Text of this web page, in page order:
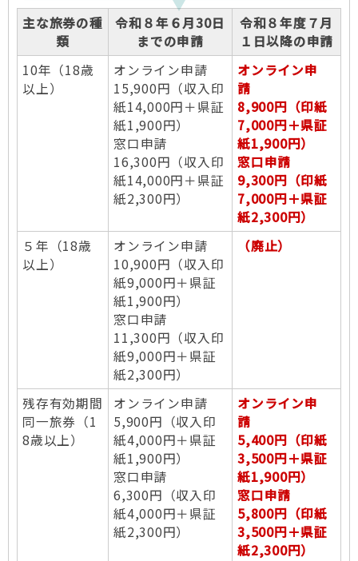
主な旅券の種
類
令和８年６月30日
までの申請
令和８年度７月
１日以降の申請
10年（18歳
以上）
オンライン申請
15,900円（収入印
紙14,000円＋県証
紙1,900円）
窓口申請
16,300円（収入印
紙14,000円＋県証
紙2,300円）
オンライン申
請
8,900円（印紙
7,000円＋県証
紙1,900円）
窓口申請
9,300円（印紙
7,000円＋県証
紙2,300円）
５年（18歳
以上）
オンライン申請
10,900円（収入印
紙9,000円＋県証
紙1,900円）
窓口申請
11,300円（収入印
紙9,000円＋県証
紙2,300円）
（廃止）
残存有効期間
同一旅券（1
8歳以上）
オンライン申請
5,900円（収入印
紙4,000円＋県証
紙1,900円）
窓口申請
6,300円（収入印
紙4,000円＋県証
紙2,300円）
オンライン申
請
5,400円（印紙
3,500円＋県証
紙1,900円）
窓口申請
5,800円（印紙
3,500円＋県証
紙2,300円）